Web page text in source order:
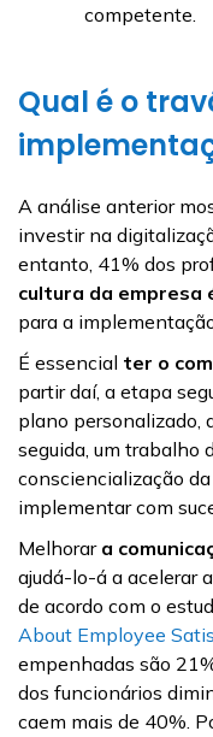
competente.
Qual é o
A análise anterior
investir na
entanto, 41% dos
cultura da empresa
para a
É essencial ter o
partir daí, a etapa
plano personalizado,
seguida, um trabalho
consciencialização
implementar com
Melhorar a
ajudá-lo-á a acelerar
de acordo com o
About Employee
empenhadas são
dos funcionários
caem mais de 40%.